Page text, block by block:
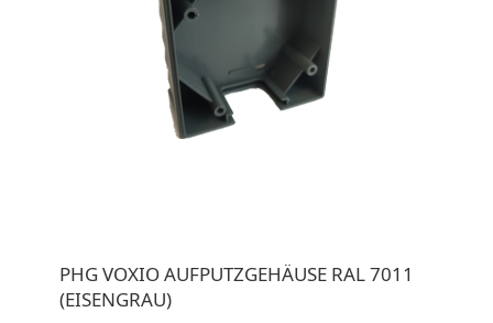
PHG VOXIO AUFPUTZGEHÄUSE RAL 7011
(EISENGRAU)